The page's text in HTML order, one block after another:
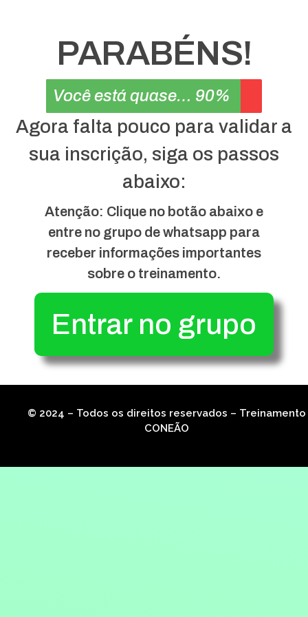
PARABÉNS!
Você está quase lá! 90%
Agora falta pouco para validar a
sua inscrição, siga os passos
abaixo:
Atenção: Clique no botão abaixo e
entre no grupo de whatsapp para
receber informações importantes
sobre o treinamento.
Entrar no grupo
© 2024 – Todos os direitos reservados – Treinamento
CONEÃO